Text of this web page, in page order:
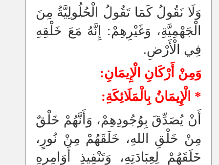
وَلَا نَقُولُ كَمَا تَقُولُ الْحُلُولِيَّةُ مِنَ
الْجَهْمِيَّةِ، وَغَيْرِهِمْ: إِنَّهُ مَعَ خَلْقِهِ
فِي الْأَرْضِ.
وَمِنْ أَرْكَانِ الْإِيمَانِ:
* الْإِيمَانُ بِالْمَلَائِكَةِ:
أَنْ يُصَدِّقَ بِوُجُودِهِمْ، وَأَنَّهُمْ خَلْقٌ
مِنْ خَلْقِ اللهِ، خَلَقَهُمْ مِنْ نُورٍ،
خَلَقَهُمْ لِعِبَادَتِهِ، وَتَنْفِيذِ أَوَامِرِهِ